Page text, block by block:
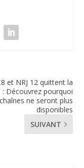
et NRJ 12 quittent la
: Découvrez pourquoi
ne seront plus
disponibles
SUIVANT